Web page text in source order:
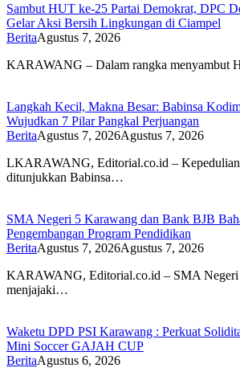
Sambut HUT ke-25 Partai Demokrat, DPC
Gelar Aksi Bersih Lingkungan di Ciampel
BeritaAgustus 7, 2026
KARAWANG – Dalam rangka menyambut
Langkah Kecil, Makna Besar: Babinsa
Wujudkan 7 Pilar Pangkal Perjuangan
BeritaAgustus 7, 2026Agustus 7, 2026
LKARAWANG, Editorial.co.id – Kepedulian
ditunjukkan Babinsa…
SMA Negeri 5 Karawang dan Bank BJB
Pengembangan Program Pendidikan
BeritaAgustus 7, 2026Agustus 7, 2026
KARAWANG, Editorial.co.id – SMA Negeri
menjajaki…
Waketu DPD PSI Karawang : Perkuat
Mini Soccer GAJAH CUP
BeritaAgustus 6, 2026